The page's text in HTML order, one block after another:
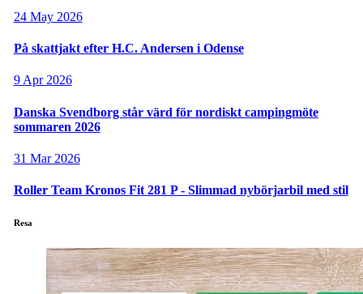
24 May 2026
På skattjakt efter H.C. Andersen i Odense
9 Apr 2026
Danska Svendborg står värd för nordiskt campingmöte
sommaren 2026
31 Mar 2026
Roller Team Kronos Fit 281 P - Slimmad nybörjarbil med stil
Resa